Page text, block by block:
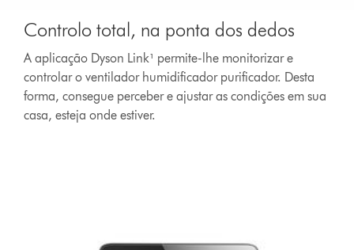
Controlo total, na ponta dos dedos
A aplicação Dyson Link¹ permite-lhe monitorizar e
controlar o ventilador humidificador purificador. Desta
forma, consegue perceber e ajustar as condições em sua
casa, esteja onde estiver.